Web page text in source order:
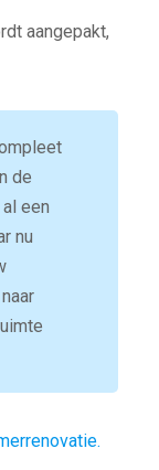
aangepakt,
de
een
nu